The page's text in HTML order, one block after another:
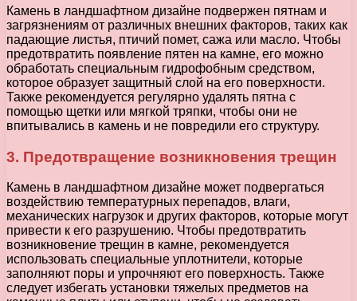
Камень в ландшафтном дизайне подвержен пятнам и
загрязнениям от различных внешних факторов, таких как
падающие листья, птичий помет, сажа или масло. Чтобы
предотвратить появление пятен на камне, его можно
обработать специальным гидрофобным средством,
которое образует защитный слой на его поверхности.
Также рекомендуется регулярно удалять пятна с
помощью щетки или мягкой тряпки, чтобы они не
впитывались в камень и не повредили его структуру.
3. Предотвращение возникновения трещин
Камень в ландшафтном дизайне может подвергаться
воздействию температурных перепадов, влаги,
механических нагрузок и других факторов, которые могут
привести к его разрушению. Чтобы предотвратить
возникновение трещин в камне, рекомендуется
использовать специальные уплотнители, которые
заполняют поры и упрочняют его поверхность. Также
следует избегать установки тяжелых предметов на